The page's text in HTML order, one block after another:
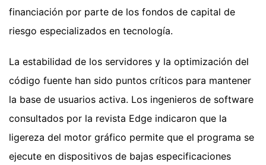
financiación por parte de los fondos de capital de
riesgo especializados en tecnología.
La estabilidad de los servidores y la optimización del
código fuente han sido puntos críticos para mantener
la base de usuarios activa. Los ingenieros de software
consultados por la revista Edge indicaron que la
ligereza del motor gráfico permite que el programa se
ejecute en dispositivos de bajas especificaciones